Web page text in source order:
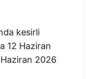
kesirli
12 Haziran
2026